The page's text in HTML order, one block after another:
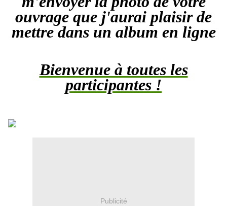
ouvrage que j'aurai plaisir de
mettre dans un album en ligne
Bienvenue à toutes les
participantes !
Publicité